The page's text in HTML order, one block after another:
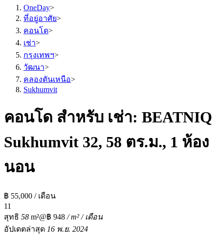
OneDay>
ที่อยู่อาศัย>
คอนโด>
เช่า>
กรุงเทพฯ>
วัฒนา>
คลองตันเหนือ>
Sukhumvit
คอนโด สำหรับ เช่า: BEATNIQ
Sukhumvit 32, 58 ตร.ม., 1 ห้อง
นอน
฿ 55,000 / เดือน
11
สุทธิ 58 m²@฿ 948 / m² / เดือน
อัปเดตล่าสุด 16 พ.ย. 2024